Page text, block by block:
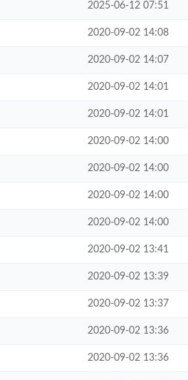
2025-06-12 07:51
2020-09-02 14:08
2020-09-02 14:07
2020-09-02 14:01
2020-09-02 14:01
2020-09-02 14:00
2020-09-02 14:00
2020-09-02 14:00
2020-09-02 14:00
2020-09-02 13:41
2020-09-02 13:39
2020-09-02 13:37
2020-09-02 13:36
2020-09-02 13:36